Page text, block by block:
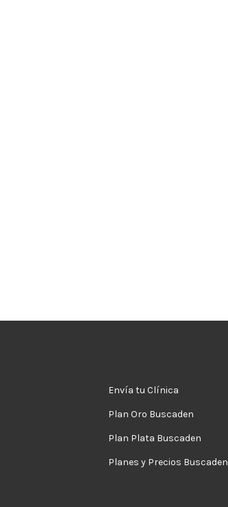
Envía tu Clínica
Plan Oro Buscaden
Plan Plata Buscaden
Planes y Precios Buscaden